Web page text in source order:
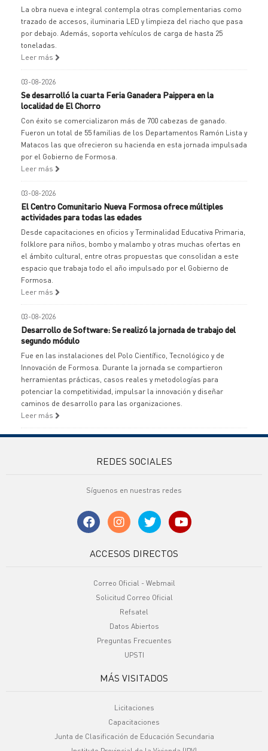
La obra nueva e integral contempla otras complementarias como
trazado de accesos, iluminaria LED y limpieza del riacho que pasa
por debajo. Además, soporta vehículos de carga de hasta 25
toneladas.
Leer más
03-08-2026
Se desarrolló la cuarta Feria Ganadera Paippera en la
localidad de El Chorro
Con éxito se comercializaron más de 700 cabezas de ganado.
Fueron un total de 55 familias de los Departamentos Ramón Lista y
Matacos las que ofrecieron su hacienda en esta jornada impulsada
por el Gobierno de Formosa.
Leer más
03-08-2026
El Centro Comunitario Nueva Formosa ofrece múltiples
actividades para todas las edades
Desde capacitaciones en oficios y Terminalidad Educativa Primaria,
folklore para niños, bombo y malambo y otras muchas ofertas en
el ámbito cultural, entre otras propuestas que consolidan a este
espacio que trabaja todo el año impulsado por el Gobierno de
Formosa.
Leer más
03-08-2026
Desarrollo de Software: Se realizó la jornada de trabajo del
segundo módulo
Fue en las instalaciones del Polo Científico, Tecnológico y de
Innovación de Formosa. Durante la jornada se compartieron
herramientas prácticas, casos reales y metodologías para
potenciar la competitividad, impulsar la innovación y diseñar
caminos de desarrollo para las organizaciones.
Leer más
REDES SOCIALES
Síguenos en nuestras redes
ACCESOS DIRECTOS
Correo Oficial - Webmail
Solicitud Correo Oficial
Refsatel
Datos Abiertos
Preguntas Frecuentes
UPSTI
MÁS VISITADOS
Licitaciones
Capacitaciones
Junta de Clasificación de Educación Secundaria